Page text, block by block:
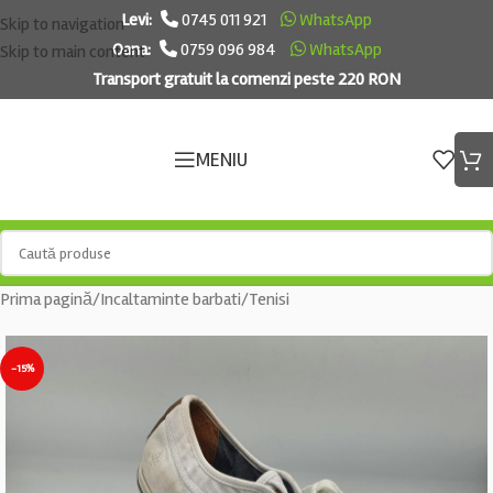
Skip to navigation
Skip to main content
Levi: 0745 011 921
WhatsApp
Oana:
0759 096 984
WhatsApp
Transport gratuit la comenzi peste 220 RON
MENIU
Prima pagină/Incaltaminte barbati/Tenisi
-15%